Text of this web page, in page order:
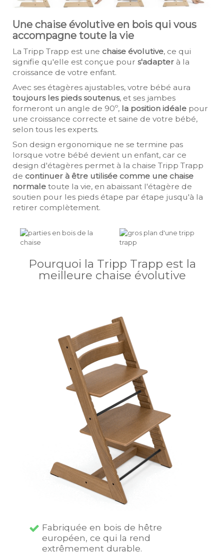
Une chaise évolutive en bois qui vous
accompagne toute la vie
La Tripp Trapp est une chaise évolutive, ce qui
signifie qu'elle est conçue pour s'adapter à la
croissance de votre enfant.
Avec ses étagères ajustables, votre bébé aura
toujours les pieds soutenus, et ses jambes
formeront un angle de 90º, la position idéale pour
une croissance correcte et saine de votre bébé,
selon tous les experts.
Son design ergonomique ne se termine pas
lorsque votre bébé devient un enfant, car ce
design d'étagères permet à la chaise Tripp Trapp
de continuer à être utilisée comme une chaise
normale toute la vie, en abaissant l'étagère de
soutien pour les pieds étape par étape jusqu'à la
retirer complètement.
Pourquoi la Tripp Trapp est la
meilleure chaise évolutive
Fabriquée en bois de hêtre
européen, ce qui la rend
extrêmement durable.